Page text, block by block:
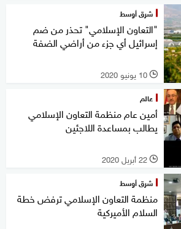
شرق أوسط
"التعاون الإسلامي" تحذر من ضم
إسرائيل أي جزء من أراضي الضفة
l 10 يونيو 2020
عالم
أمين عام منظمة التعاون الإسلامي
يطالب بمساعدة اللاجئين
l 22 أبريل 2020
شرق أوسط
منظمة التعاون الإسلامي ترفض خطة
السلام الأميركية